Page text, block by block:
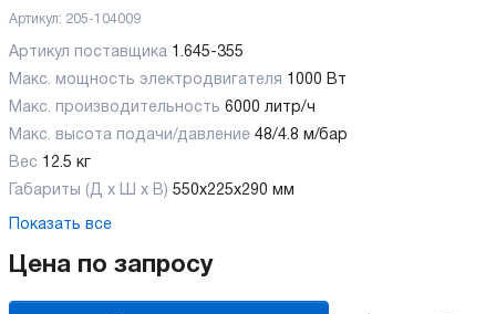
Артикул: 205-104009
Артикул поставщика 1.645-355
Макс. мощность электродвигателя 1000 Вт
Макс. производительность 6000 литр/ч
Макс. высота подачи/давление 48/4.8 м/бар
Вес 12.5 кг
Габариты (Д х Ш х В) 550x225x290 мм
Показать все
Цена по запросу